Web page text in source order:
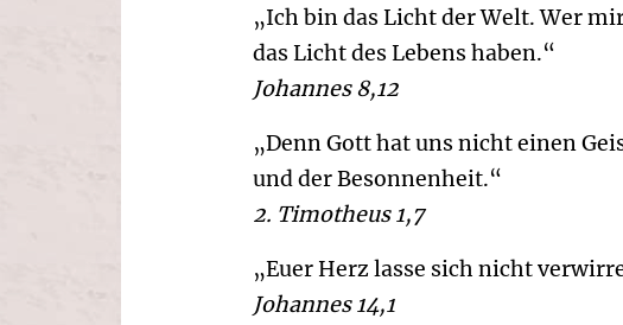
„Ich bin das Licht der Welt. Wer
das Licht des Lebens haben.“
Johannes 8,12
„Denn Gott hat uns nicht einen
und der Besonnenheit.“
2. Timotheus 1,7
„Euer Herz lasse sich nicht
Johannes 14,1